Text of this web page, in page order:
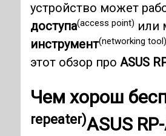
устройство может
доступа(access point) или
инструмент(networking tool)
этот обзор про ASUS
Чем хорош
repeater)ASUS